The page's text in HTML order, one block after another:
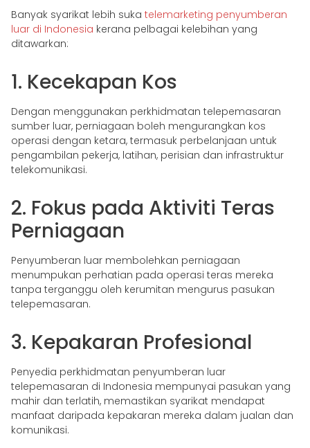
Banyak syarikat lebih suka telemarketing penyumberan
luar di Indonesia kerana pelbagai kelebihan yang
ditawarkan:
1. Kecekapan Kos
Dengan menggunakan perkhidmatan telepemasaran
sumber luar, perniagaan boleh mengurangkan kos
operasi dengan ketara, termasuk perbelanjaan untuk
pengambilan pekerja, latihan, perisian dan infrastruktur
telekomunikasi.
2. Fokus pada Aktiviti Teras
Perniagaan
Penyumberan luar membolehkan perniagaan
menumpukan perhatian pada operasi teras mereka
tanpa terganggu oleh kerumitan mengurus pasukan
telepemasaran.
3. Kepakaran Profesional
Penyedia perkhidmatan penyumberan luar
telepemasaran di Indonesia mempunyai pasukan yang
mahir dan terlatih, memastikan syarikat mendapat
manfaat daripada kepakaran mereka dalam jualan dan
komunikasi.